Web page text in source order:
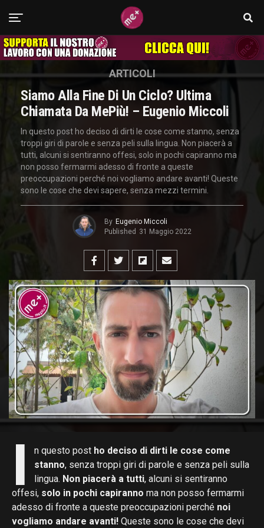
ARTICOLI
Siamo Alla Fine Di Un Ciclo? Ultima
Chiamata Da MePiù! – Eugenio Miccoli
In questo post ho deciso di dirti le cose come stanno, senza
troppi giri di parole e senza peli sulla lingua. Non piacerà a
tutti, alcuni si sentiranno offesi, solo in pochi capiranno ma
non posso fermarmi adesso di fronte a queste
preoccupazioni perché noi vogliamo andare avanti! Queste
sono le cose che devi sapere, senza mezzi termini.
By Eugenio Miccoli
Published 31 Maggio 2022
I n questo post ho deciso di dirti le cose come
stanno, senza troppi giri di parole e senza peli sulla
lingua. Non piacerà a tutti, alcuni si sentiranno
offesi, solo in pochi capiranno ma non posso fermarmi
adesso di fronte a queste preoccupazioni perché noi
vogliamo andare avanti! Queste sono le cose che devi